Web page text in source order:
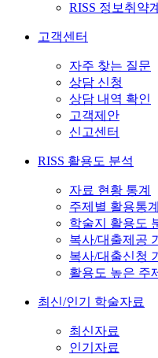
RISS 정보취약
고객센터
자주 찾는 질문
상담 신청
상담 내역 확인
고객제안
신고센터
RISS 활용도 분석
자료 현황 통계
주제별 활용통
학술지 활용도
복사/대출제공
복사/대출신청
활용도 높은 주
최신/인기 학술자료
최신자료
인기자료